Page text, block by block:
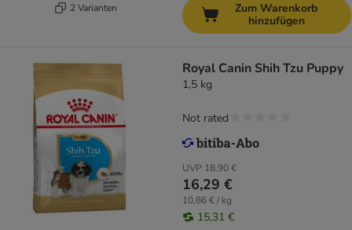
2 Varianten
Zum Warenkorb
hinzufügen
Royal Canin Shih Tzu Puppy
1,5 kg
UVP 18,90 €
16,29 €
10,86 € / kg
15,31 €
Not rated